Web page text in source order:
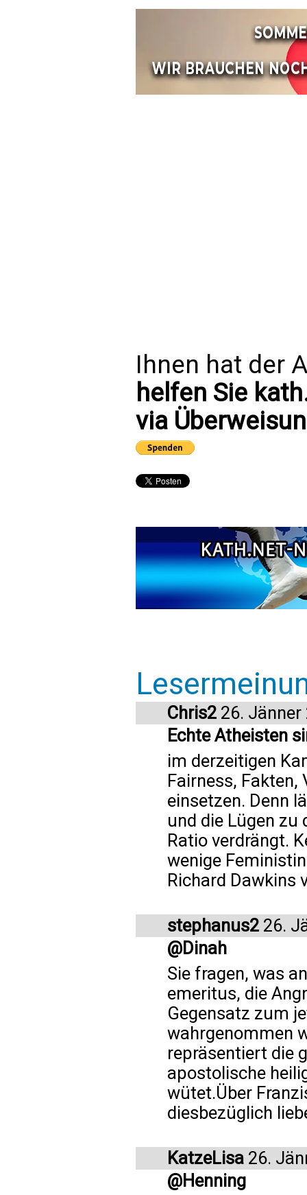
Ihnen hat der
helfen Sie
via
Chris2 26. Jänner
Echte Atheisten
im derzeitigen
Fairness,
einsetzen. Denn
und die Lügen zu
Ratio verdrängt.
wenige
Richard Dawkins
stephanus2 26.
@Dinah
Sie fragen, was
emeritus, die
Gegensatz zum
wahrgenommen
repräsentiert die
apostolische
wütet.Über
diesbezüglich
KatzeLisa 26.
@Henning